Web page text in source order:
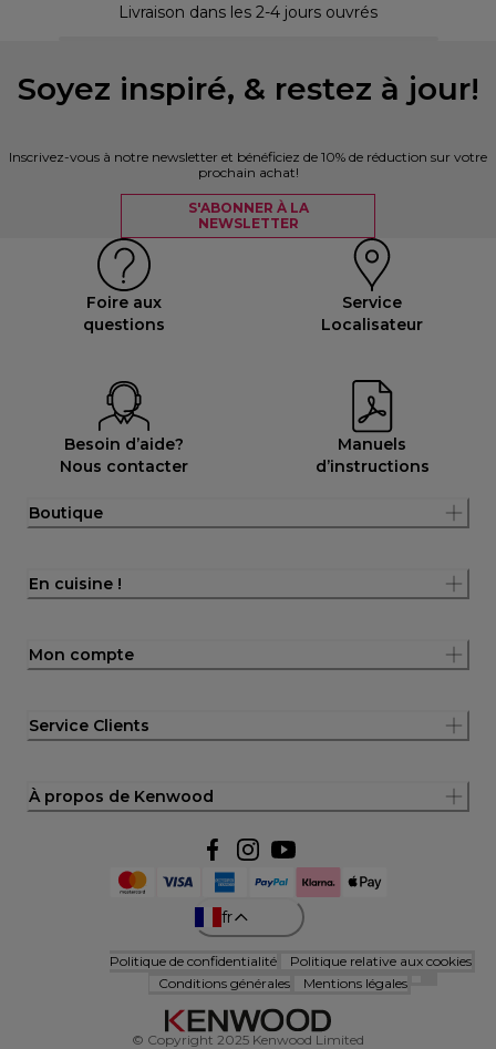
Livraison dans les 2-4 jours ouvrés
Soyez inspiré, & restez à jour!
Inscrivez-vous à notre newsletter et bénéficiez de 10% de réduction sur votre
prochain achat!
S'ABONNER À LA
NEWSLETTER
Foire aux
questions
Service
Localisateur
Besoin d’aide?
Nous contacter
Manuels
d’instructions
Boutique
En cuisine !
Mon compte
Service Clients
À propos de Kenwood
fr
Politique de confidentialité
Politique relative aux cookies
Conditions générales
Mentions légales
© Copyright 2025 Kenwood Limited